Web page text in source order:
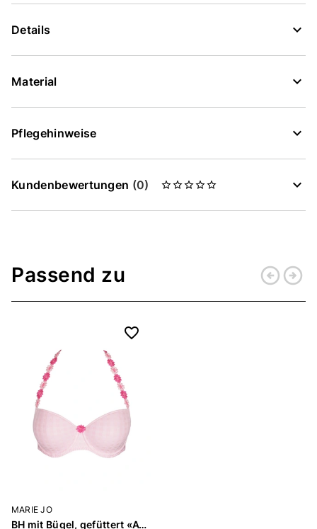
Details
Material
Pflegehinweise
Kundenbewertungen (0)
Passend zu arrow_circle_leftarrow_circle_right
MARIE JO
BH mit Bügel, gefüttert «Avero»